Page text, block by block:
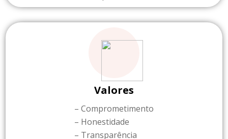
Valores
– Comprometimento
– Honestidade
– Transparência